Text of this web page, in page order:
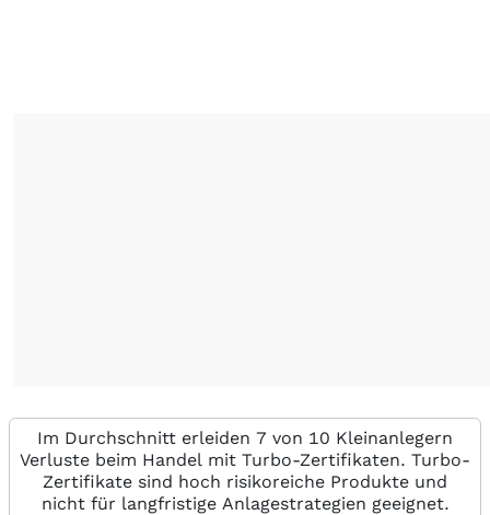
Im Durchschnitt erleiden 7 von 10 Kleinanlegern
Verluste beim Handel mit Turbo-Zertifikaten. Turbo-
Zertifikate sind hoch risikoreiche Produkte und
nicht für langfristige Anlagestrategien geeignet.